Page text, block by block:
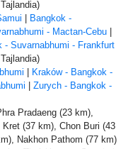
| Bangkok -
- Mactan-Cebu |
- Suvarnabhumi - Frankfurt
| Kraków - Bangkok -
| Zurych - Bangkok -
Pradaeng (23 km),
(37 km), Chon Buri (43
Nakhon Pathom (77 km)